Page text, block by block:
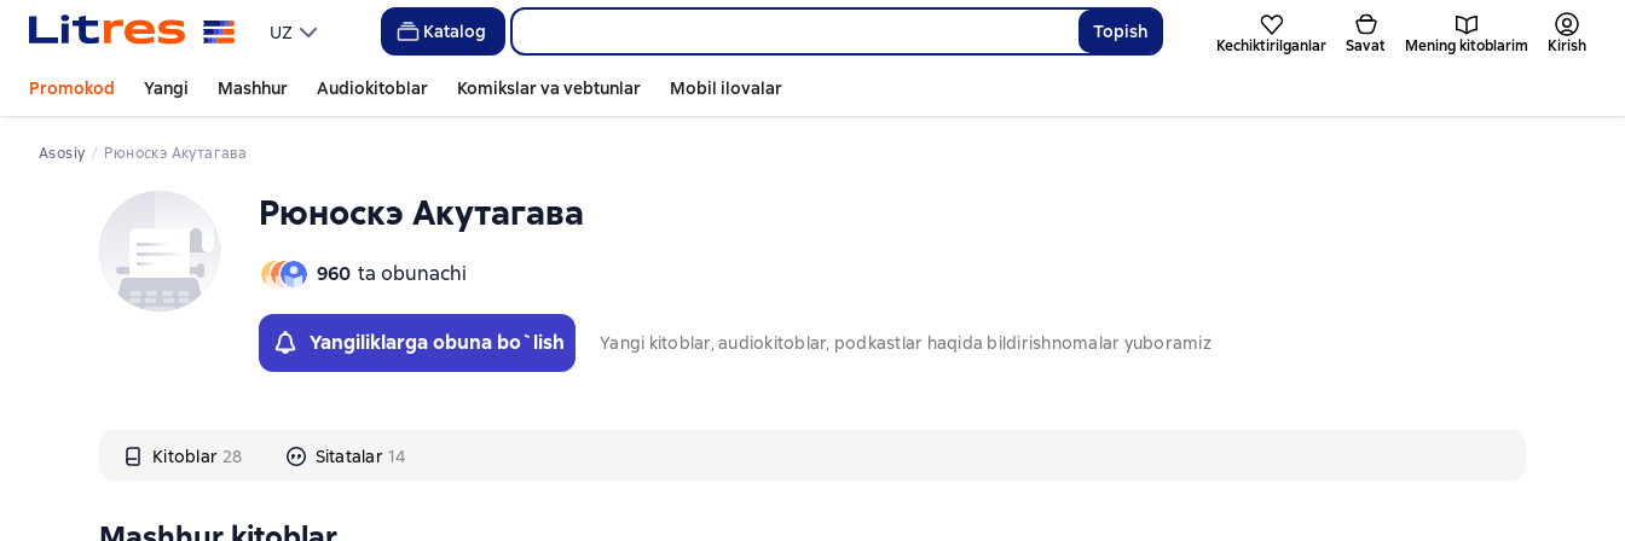
UZ Katalog Topish
Kechiktirilganlar Savat Mening kitoblarim Kirish
Promokod Yangi Mashhur Audiokitoblar Komikslar va vebtunlar Mobil ilovalar
Asosiy Рюноскэ Акутагава
Рюноскэ Акутагава
960 ta obunachi
Yangiliklarga obuna bo`lish Yangi kitoblar, audiokitoblar, podkastlar haqida bildirishnomalar yuboramiz
Kitoblar 28 Sitatalar 14
Слайдер с книгами
Слайдер с книгами